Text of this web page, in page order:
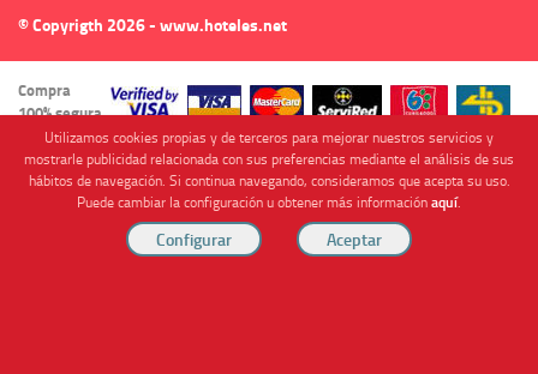
© Copyrigth 2026 - www.hoteles.net
Compra
100% segura
Cofinanciado por
Utilizamos cookies propias y de terceros para mejorar nuestros servicios y
mostrarle publicidad relacionada con sus preferencias mediante el análisis de sus
hábitos de navegación. Si continua navegando, consideramos que acepta su uso.
Puede cambiar la configuración u obtener más informaciónaquí.